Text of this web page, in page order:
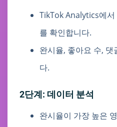
TikTok Analytics에서
를 확인합니다.
완시율, 좋아요 수,
다.
2단계: 데이터 분석
완시율이 가장 높은